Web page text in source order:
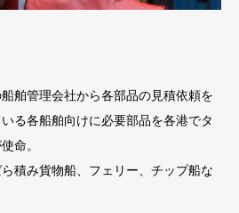
舶管理会社から各部品の見積依頼を
る各船舶向けに必要部品を各港でタ
命。
積み貨物船、フェリー、チップ船な